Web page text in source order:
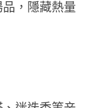
，隱藏熱量